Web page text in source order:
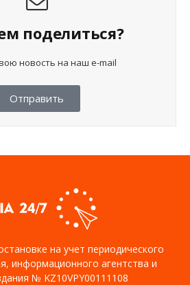
поделиться?
новость на наш e-mail
Отправить
на учет периодического
информационного агентства и
№ KZ10VPY00111108